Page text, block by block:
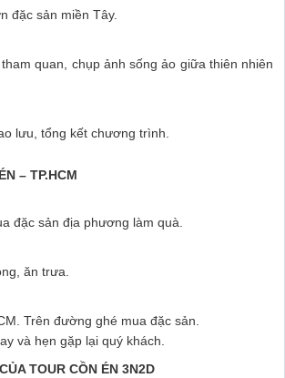
đặc sản miền Tây.
quan, chụp ảnh sống ảo giữa thiên nhiên
lưu, tổng kết chương trình.
– TP.HCM
đặc sản địa phương làm quà.
ăn trưa.
Trên đường ghé mua đặc sản.
và hẹn gặp lại quý khách.
TOUR CỒN ÉN 3N2D